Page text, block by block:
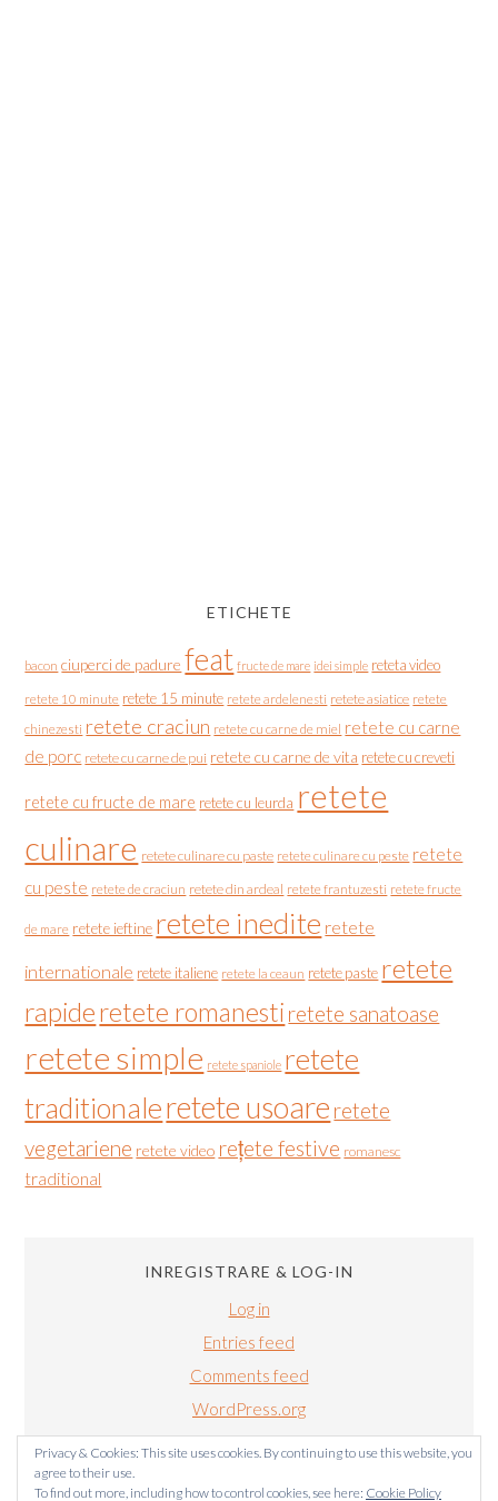
ETICHETE
bacon ciuperci de padure feat fructe de mare idei simple reteta video
retete 10 minute retete 15 minute retete ardelenesti retete asiatice retete
chinezesti retete craciun retete cu carne de miel retete cu carne
de porc retete cu carne de pui retete cu carne de vita retete cu creveti
retete cu fructe de mare retete cu leurda retete
culinare retete culinare cu paste retete culinare cu peste retete
cu peste retete de craciun retete din ardeal retete frantuzesti retete fructe
de mare retete ieftine retete inedite retete
internationale retete italiene retete la ceaun retete paste retete
rapideretete romanesti retete sanatoase
retete simple retete spaniole retete
traditionaleretete usoare retete
vegetariene retete video rețete festive romanesc
traditional
INREGISTRARE & LOG-IN
Log in
Entries feed
Comments feed
WordPress.org
Privacy & Cookies: This site uses cookies. By continuing to use this website, you
agree to their use.
To find out more, including how to control cookies, see here: Cookie Policy